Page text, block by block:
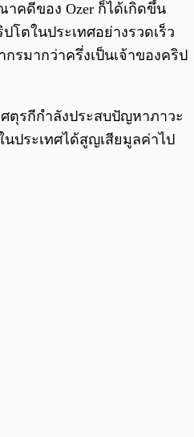
คดีของ Ozer ก็ได้เกิดขึ้น
โตในประเทศอย่างรวดเร็ว
รมากว่าครึ่งเป็นเจ้าของคริป
ตุรกีกำลังประสบปัญหาภาวะ
นประเทศได้สูญเสียมูลค่าไป